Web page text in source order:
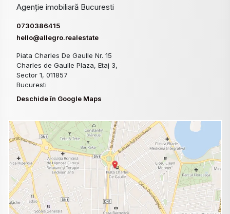
Agenție imobiliară Bucuresti
0730386415
hello@allegro.realestate
Piata Charles De Gaulle Nr. 15
Charles de Gaulle Plaza, Etaj 3,
Sector 1, 011857
Bucuresti
Deschide în Google Maps